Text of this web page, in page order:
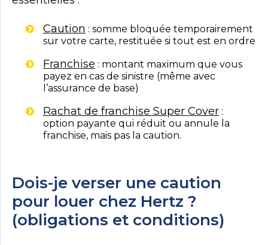
Caution : somme bloquée temporairement
sur votre carte, restituée si tout est en ordre
Franchise : montant maximum que vous
payez en cas de sinistre (même avec
l’assurance de base)
Rachat de franchise Super Cover :
option payante qui réduit ou annule la
franchise, mais pas la caution.
Dois-je verser une caution
pour louer chez Hertz ?
(obligations et conditions)